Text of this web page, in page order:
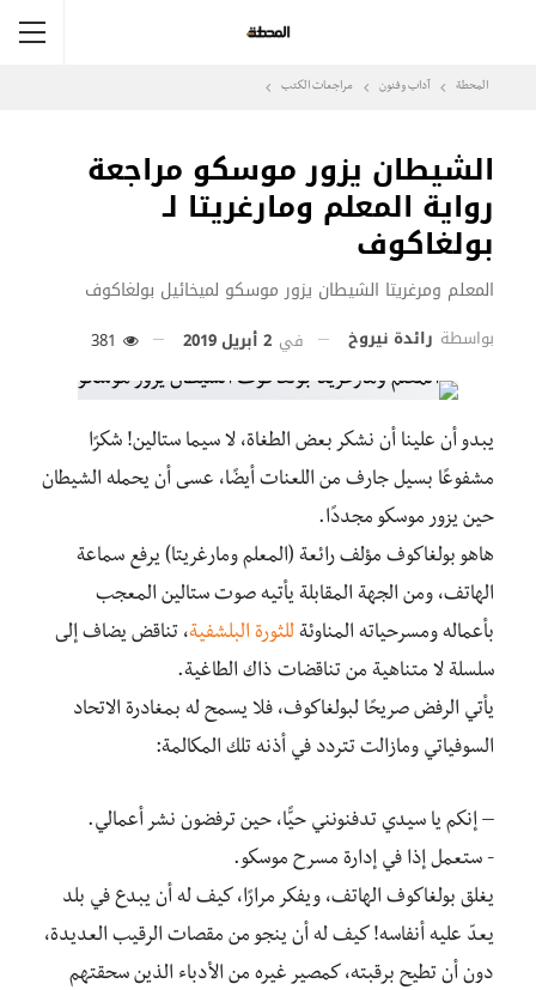
المحطة آداب وفنون مراجعات الكتب
الشيطان يزور موسكو مراجعة
رواية المعلم ومارغريتا لـ
بولغاكوف
المعلم ومرغريتا الشيطان يزور موسكو لميخائيل بولغاكوف
بواسطة رائدة نيروخ في 2 أبريل 2019
يبدو أن علينا أن نشكر بعض الطغاة، لا سيما ستالين! شكرًا
مشفوعًا بسيل جارف من اللعنات أيضًا، عسى أن يحمله الشيطان
حين يزور موسكو مجددًا‪.‬
هاهو بولغاكوف مؤلف رائعة (المعلم ومارغريتا) يرفع سماعة
الهاتف، ومن الجهة المقابلة يأتيه صوت ستالين المعجب
بأعماله ومسرحياته المناوئة للثورة البلشفية، تناقض يضاف إلى
سلسلة لا متناهية من تناقضات ذاك الطاغية‪.‬
يأتي الرفض صريحًا لبولغاكوف، فلا يسمح له بمغادرة الاتحاد
السوفياتي ومازالت تتردد في أذنه تلك المكالمة:
– إنكم يا سيدي تدفنونني حيًّا، حين ترفضون نشر أعمالي.‬
-‪ ‬ستعمل إذا في إدارة مسرح موسكو‪.‬
يغلق بولغاكوف الهاتف، ويفكر مرارًا، كيف له أن يبدع في بلد
يعدّ عليه أنفاسه! كيف له أن ينجو من مقصات الرقيب العديدة،
دون أن تطيح برقبته، كمصير غيره من الأدباء الذين سحقتهم